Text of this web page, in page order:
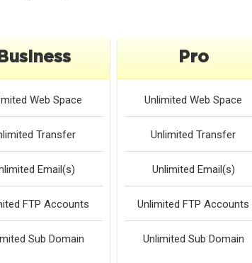
Business
Web Space
Transfer
Email(s)
FTP Accounts
Sub Domain
Pro
Unlimited Web Space
Unlimited Transfer
Unlimited Email(s)
Unlimited FTP Accounts
Unlimited Sub Domain